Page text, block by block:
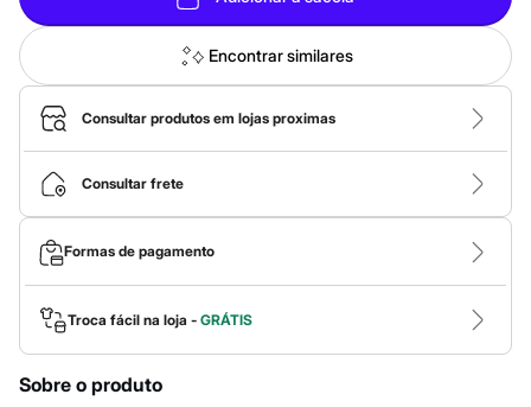
Básicos
Calças
Casacos e Jaquetas
Jeans
Macacões
Saias
Shorts e Bermudas
Vestidos
Acessórios
Bolsas
Bonés e Chapéus
Bijoux
Cintos
Óculos
Relógios
Calçados
Botas
Chinelos
Rasteirinhas
Encontrar similares
Consultar produtos em lojas proximas
Consultar frete
Formas de pagamento
Troca fácil na loja - GRÁTIS
Sobre o produto